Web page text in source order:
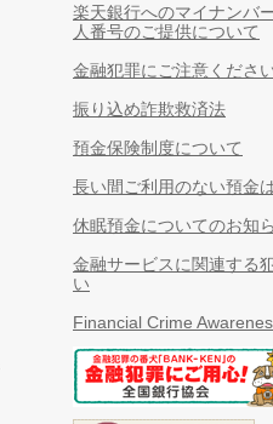
楽天銀行へのマイナンバ
人番号のご提供について
金融犯罪にご注意ください
振り込め詐欺救済法
預金保険制度について
長い間ご利用のない預金
休眠預金についてのお知
金融サービスに関連する
い
Financial Crime